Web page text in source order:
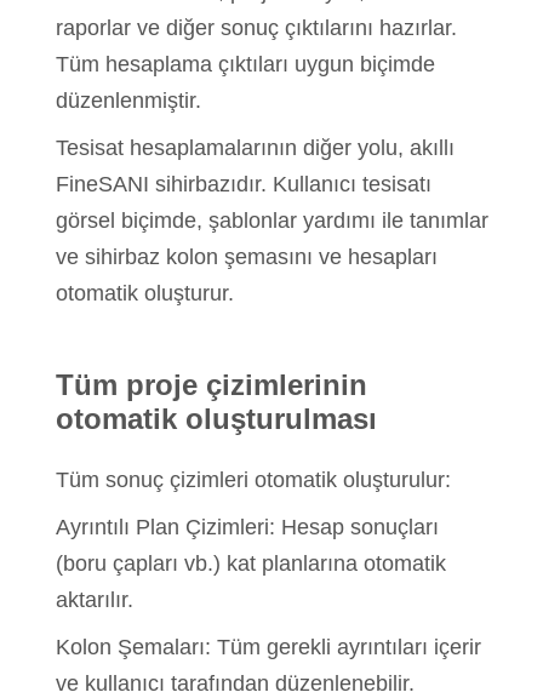
raporlar ve diğer sonuç çıktılarını hazırlar.
Tüm hesaplama çıktıları uygun biçimde
düzenlenmiştir.
Tesisat hesaplamalarının diğer yolu, akıllı
FineSANI sihirbazıdır. Kullanıcı tesisatı
görsel biçimde, şablonlar yardımı ile tanımlar
ve sihirbaz kolon şemasını ve hesapları
otomatik oluşturur.
Tüm proje çizimlerinin
otomatik oluşturulması
Tüm sonuç çizimleri otomatik oluşturulur:
Ayrıntılı Plan Çizimleri: Hesap sonuçları
(boru çapları vb.) kat planlarına otomatik
aktarılır.
Kolon Şemaları: Tüm gerekli ayrıntıları içerir
ve kullanıcı tarafından düzenlenebilir.